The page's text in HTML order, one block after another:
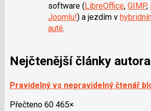
software (LibreOffice, GIMP,
Joomlu!) a jezdím v
autě.
Nejčtenější články autora
Pravidelný vs nepravidelný čtenář
Přečteno 60 465×